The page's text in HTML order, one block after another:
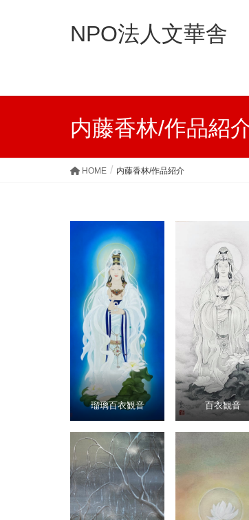
NPO法人文華舎
内藤香林/作品紹
HOME 内藤香林/作品紹介
瑠璃百衣観音 百衣観音